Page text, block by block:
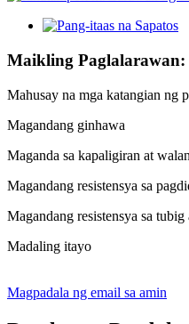
Maikling Paglalarawan:
Mahusay na mga katangian ng
Magandang ginhawa
Maganda sa kapaligiran at
Magandang resistensya sa
Magandang resistensya sa tubig
Madaling itayo
Magpadala ng email sa amin